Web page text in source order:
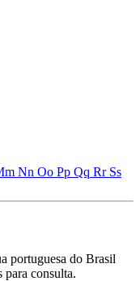
Nn Oo Pp Qq Rr Ss
portuguesa do Brasil
para consulta.